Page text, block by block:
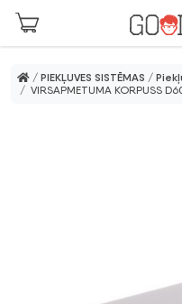
Skip to main content
/ PIEKĻUVES SISTĒMAS /
/ VIRSAPMETUMA KORPUSS